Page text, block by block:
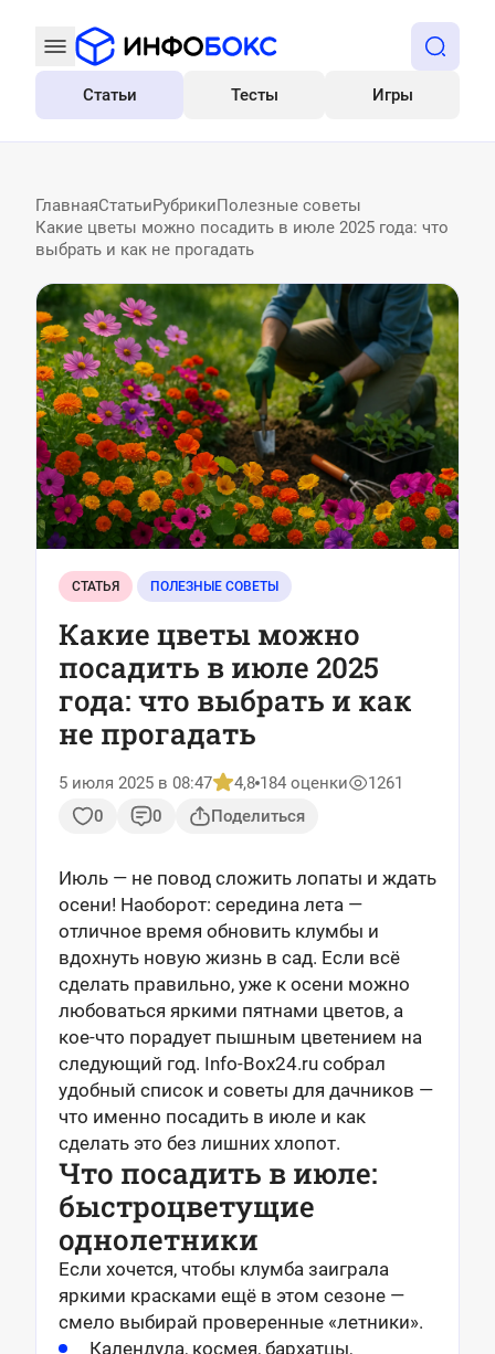
Все
Статьи Тесты Игры
ГлавнаяСтатьиРубрикиПолезные советы
Какие цветы можно посадить в июле 2025 года: что
выбрать и как не прогадать
СТАТЬЯ ПОЛЕЗНЫЕ СОВЕТЫ
Какие цветы можно
посадить в июле 2025
года: что выбрать и как
не прогадать
5 июля 2025 в 08:47 4,8 184 оценки
1261
0
0 Поделиться
Июль — не повод сложить лопаты и ждать
осени! Наоборот: середина лета —
отличное время обновить клумбы и
вдохнуть новую жизнь в сад. Если всё
сделать правильно, уже к осени можно
любоваться яркими пятнами цветов, а
кое-что порадует пышным цветением на
следующий год. Info-Box24.ru собрал
удобный список и советы для дачников —
что именно посадить в июле и как
сделать это без лишних хлопот.
Что посадить в июле:
быстроцветущие
однолетники
Если хочется, чтобы клумба заиграла
яркими красками ещё в этом сезоне —
смело выбирай проверенные «летники».
Календула, космея, бархатцы,